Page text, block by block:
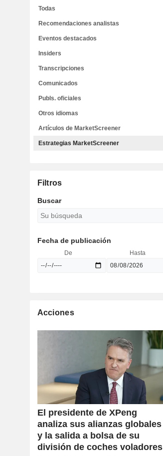
Todas
Recomendaciones analistas
Eventos destacados
Insiders
Transcripciones
Comunicados
Publs. oficiales
Otros idiomas
Artículos de MarketScreener
Estrategias MarketScreener
Filtros
Buscar
Fecha de publicación
De Hasta
Acciones
El presidente de XPeng
analiza sus alianzas globales
y la salida a bolsa de su
división de coches voladores